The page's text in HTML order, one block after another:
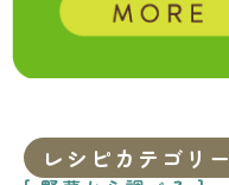
レシピカテゴリー